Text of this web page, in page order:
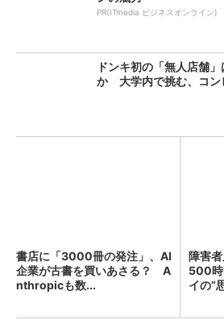
PR(ITmedia ビジネスオンライン)
ドンキ初の「無人店舗
か 大学内で挑む、コン
書店に「3000冊の発注」、AI
企業が古書を買いあさる？ A
nthropicも数...
障害
500
イの“